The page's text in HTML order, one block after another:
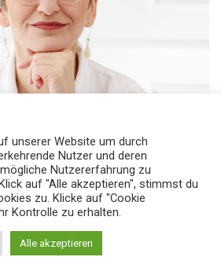
unserer Website um durch
Nutzer und deren
Nutzererfahrung zu
auf "Alle akzeptieren", stimmst du
zu. Klicke auf "Cookie
Kontrolle zu erhalten.
Alle akzeptieren